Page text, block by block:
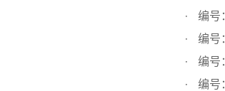
编号
编号
编号
编号